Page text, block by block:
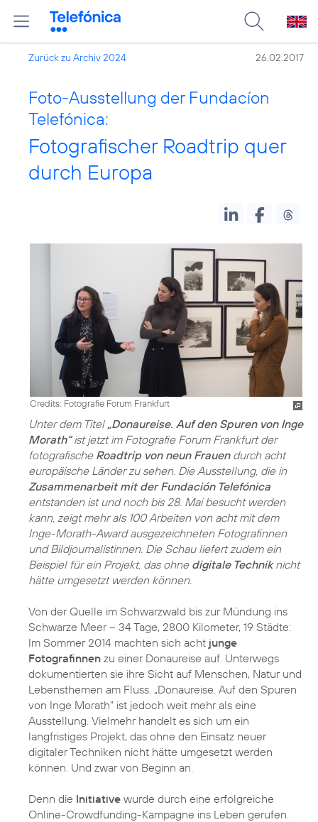
Zurück zu Archiv 2024 26.02.2017
Foto-Ausstellung der Fundacíon
Telefónica:
Fotografischer Roadtrip quer
durch Europa
Credits: Fotografie Forum Frankfurt
Unter dem Titel „Donaureise. Auf den Spuren von Inge
Morath“ist jetzt im Fotografie Forum Frankfurt der
fotografische Roadtrip von neun Frauendurch acht
europäische Länder zu sehen. Die Ausstellung, die in
Zusammenarbeit mit der Fundación Telefónica
entstanden ist und noch bis 28. Mai besucht werden
kann, zeigt mehr als 100 Arbeiten von acht mit dem
Inge-Morath-Award ausgezeichneten Fotografinnen
und Bildjournalistinnen. Die Schau liefert zudem ein
Beispiel für ein Projekt, das ohne digitale Techniknicht
hätte umgesetzt werden können.
Von der Quelle im Schwarzwald bis zur Mündung ins
Schwarze Meer – 34 Tage, 2800 Kilometer, 19 Städte:
Im Sommer 2014 machten sich acht junge
Fotografinnen zu einer Donaureise auf. Unterwegs
dokumentierten sie ihre Sicht auf Menschen, Natur und
Lebensthemen am Fluss. „Donaureise. Auf den Spuren
von Inge Morath" ist jedoch weit mehr als eine
Ausstellung. Vielmehr handelt es sich um ein
langfristiges Projekt, das ohne den Einsatz neuer
digitaler Techniken nicht hätte umgesetzt werden
können. Und zwar von Beginn an.
Denn die Initiative wurde durch eine erfolgreiche
Online-Crowdfunding-Kampagne ins Leben gerufen.